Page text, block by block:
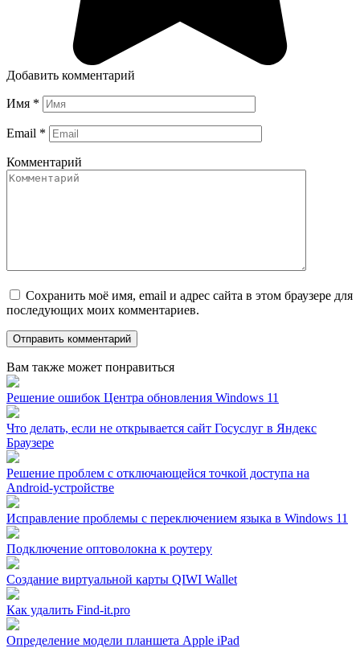
Добавить комментарий
Имя *
Email *
Комментарий
Сохранить моё имя, email и адрес сайта в этом браузере для
последующих моих комментариев.
Вам также может понравиться
Решение ошибок Центра обновления Windows 11
Что делать, если не открывается сайт Госуслуг в Яндекс
Браузере
Решение проблем с отключающейся точкой доступа на
Android-устройстве
Исправление проблемы с переключением языка в Windows 11
Подключение оптоволокна к роутеру
Создание виртуальной карты QIWI Wallet
Как удалить Find-it.pro
Определение модели планшета Apple iPad